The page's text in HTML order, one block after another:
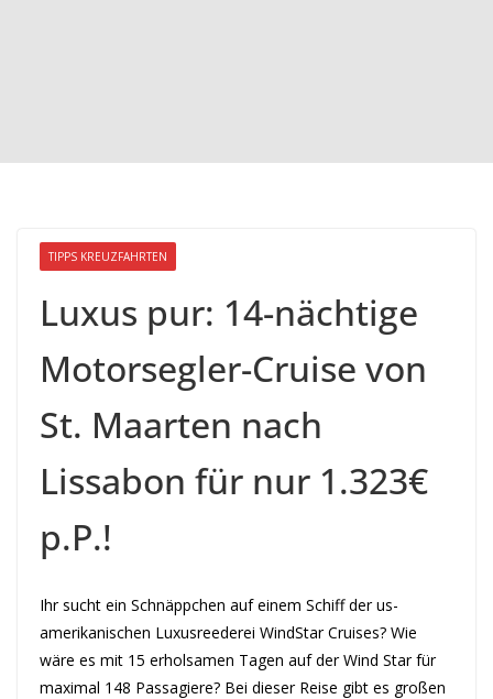
TIPPS KREUZFAHRTEN
Luxus pur: 14-nächtige
Motorsegler-Cruise von
St. Maarten nach
Lissabon für nur 1.323€
p.P.!
Ihr sucht ein Schnäppchen auf einem Schiff der us-
amerikanischen Luxusreederei WindStar Cruises? Wie
wäre es mit 15 erholsamen Tagen auf der Wind Star für
maximal 148 Passagiere? Bei dieser Reise gibt es großen